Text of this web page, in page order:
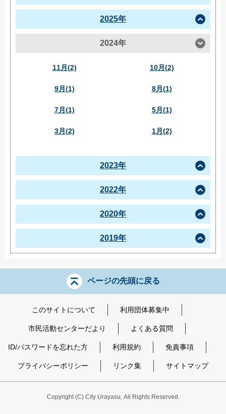
2025年
2024年
11月(2) 10月(2)
9月(1) 8月(1)
7月(1) 5月(1)
3月(2) 1月(2)
2023年
2022年
2020年
2019年
ページの先頭に戻る
このサイトについて 利用団体募集中
市民活動センターだより よくある質問
ID/パスワードを忘れた方 利用規約 免責事項
プライバシーポリシー リンク集 サイトマップ
Copyright(C) City Urayasu, All Rights Reserved.